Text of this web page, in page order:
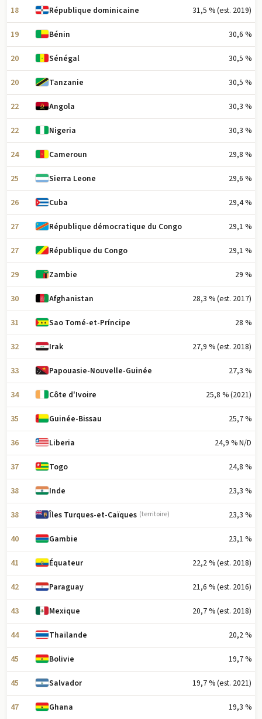
18 République dominicaine 31,5 % (est. 2019)
19 Bénin 30,6 %
20 Sénégal 30,5 %
20 Tanzanie 30,5 %
22 Angola 30,3 %
22 Nigeria 30,3 %
24 Cameroun 29,8 %
25 Sierra Leone 29,6 %
26 Cuba 29,4 %
27 République démocratique du Congo 29,1 %
27 République du Congo 29,1 %
29 Zambie 29 %
30 Afghanistan 28,3 % (est. 2017)
31 Sao Tomé-et-Príncipe 28 %
32 Irak 27,9 % (est. 2018)
33 Papouasie-Nouvelle-Guinée 27,3 %
34 Côte d'Ivoire 25,8 % (2021)
35 Guinée-Bissau 25,7 %
36 Liberia 24,9 % N/D
37 Togo 24,8 %
38 Inde 23,3 %
38 Îles Turques-et-Caïques (territoire) 23,3 %
40 Gambie 23,1 %
41 Équateur 22,2 % (est. 2018)
42 Paraguay 21,6 % (est. 2016)
43 Mexique 20,7 % (est. 2018)
44 Thaïlande 20,2 %
45 Bolivie 19,7 %
45 Salvador 19,7 % (est. 2021)
47 Ghana 19,3 %